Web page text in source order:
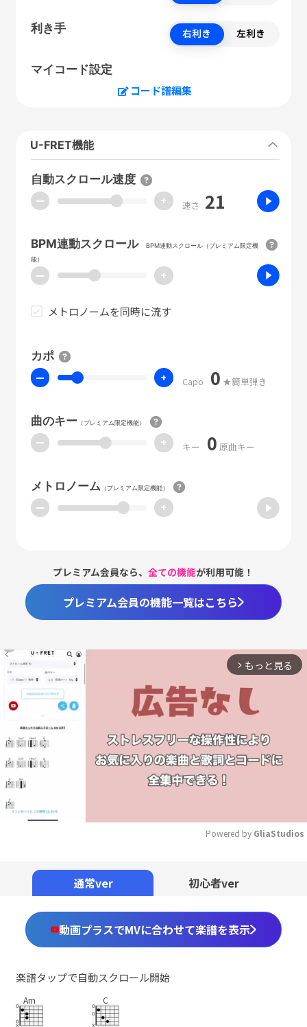
利き手 右利き 左利き
マイコード設定
コード譜編集
U-FRET機能
自動スクロール速度
ー + 速さ 21
BPM連動スクロール
BPM連動スクロール（プレミアム限定機
能）
ー +
メトロノームを同時に流す
カポ
ー + Capo 0 ★簡単弾き
曲のキー（プレミアム限定機能）
ー + キー 0 原曲キー
メトロノーム （プレミアム限定機能）
ー +
プレミアム会員なら、全ての機能が利用可能！
プレミアム会員の機能一覧はこちら
arrow_forward_ios もっと見る
Powered by GliaStudios
通常ver 初心者ver
動画プラスでMVに合わせて楽譜を表示
楽譜タップで自動スクロール開始
Am C